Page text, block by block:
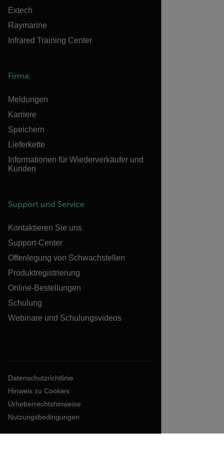
Extech
Raymarine
Infrared Training Center
Firma:
Meldungen
Karriere
Speichern
Lieferkette
Informationen für Wiederverkäufer und
Kunden
Support und Service
Kontaktieren Sie uns
Support-Center
Offenlegung von Schwachstellen
Produktregistrierung
Online-Bestellungen
Schulung
Webinare und Schulungsvideos
Datenschutzrichtlinie
Hinweis zu Cookies
Urheberrechtshinweise
Nutzungsbedingungen